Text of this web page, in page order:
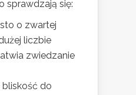
sprawdzają się:
o zwartej
liczbie
zwiedzanie
bliskość do